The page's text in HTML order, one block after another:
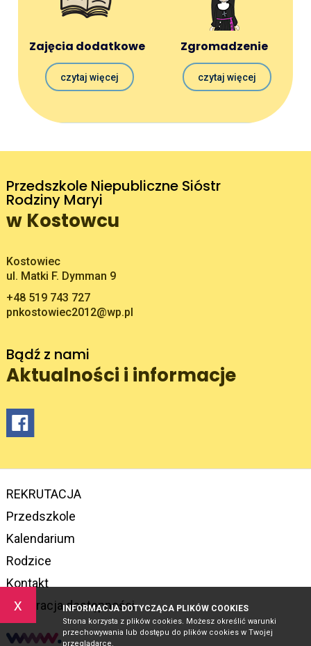
x INFORMACJA DOTYCZĄCA PLIKÓW COOKIES
Strona korzysta z plików cookies. Możesz określić warunki
przechowywania lub dostępu do plików cookies w Twojej
przeglądarce.
Zajęcia dodatkowe
czytaj więcej
Zgromadzenie
czytaj więcej
Przedszkole Niepubliczne Sióstr
Rodziny Maryi
w Kostowcu
Adres pocztowy:
Kostowiec
ul. Matki F. Dymman 9
+48 519 743 727
pnkostowiec2012@wp.pl
Bądź z nami
Aktualności i informacje
REKRUTACJA
Przedszkole
Kalendarium
Rodzice
Kontakt
Deklaracja dostępności